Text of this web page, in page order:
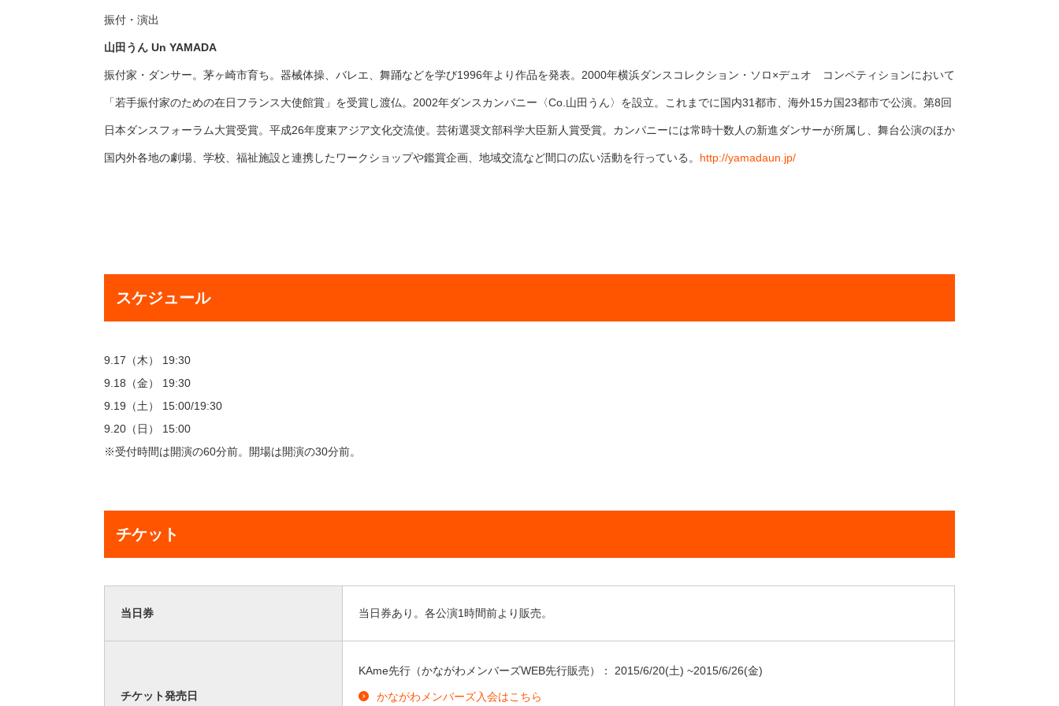
振付・演出
山田うん Un YAMADA
振付家・ダンサー。茅ヶ崎市育ち。器械体操、バレエ、舞踊などを学び1996年より作品を発表。2000年横浜ダンスコレクション・ソロ×デュオ コンペティションにおいて
「若手振付家のための在日フランス大使館賞」を受賞し渡仏。2002年ダンスカンパニー〈Co.山田うん〉を設立。これまでに国内31都市、海外15カ国23都市で公演。第8回
日本ダンスフォーラム大賞受賞。平成26年度東アジア文化交流使。芸術選奨文部科学大臣新人賞受賞。カンパニーには常時十数人の新進ダンサーが所属し、舞台公演のほか
国内外各地の劇場、学校、福祉施設と連携したワークショップや鑑賞企画、地域交流など間口の広い活動を行っている。 http://yamadaun.jp/
スケジュール
9.17（木） 19:30
9.18（金） 19:30
9.19（土） 15:00/19:30
9.20（日） 15:00
※受付時間は開演の60分前。開場は開演の30分前。
チケット
当日券 当日券あり。各公演1時間前より販売。
チケット発売日
KAme先行（かながわメンバーズWEB先行販売）： 2015/6/20(土) ~2015/6/26(金)
かながわメンバーズ入会はこちら